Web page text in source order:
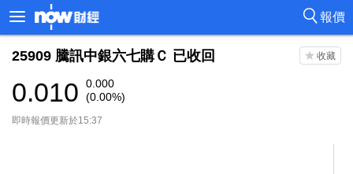
報價
25909 騰訊中銀六七購Ｃ 已收回
0.010
0.000
(0.00%)
即時報價更新於15:37